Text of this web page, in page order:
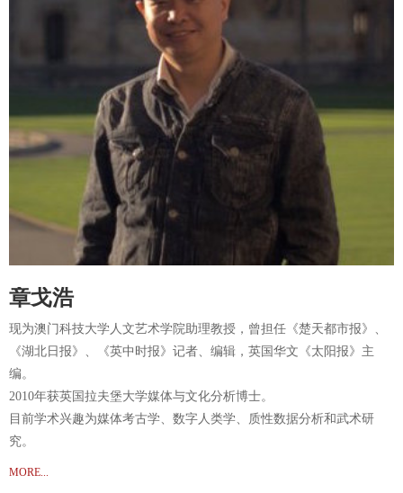
《生是你的人 死是你的鬼》
《超级女生》
《雨轻轻地在城市上空落着》
章戈浩
现为澳门科技大学人文艺术学院助理教授，曾担任《楚天都市报》、
《湖北日报》、《英中时报》记者、编辑，英国华文《太阳报》主
编。
2010年获英国拉夫堡大学媒体与文化分析博士。
目前学术兴趣为媒体考古学、数字人类学、质性数据分析和武术研
究。
MORE...